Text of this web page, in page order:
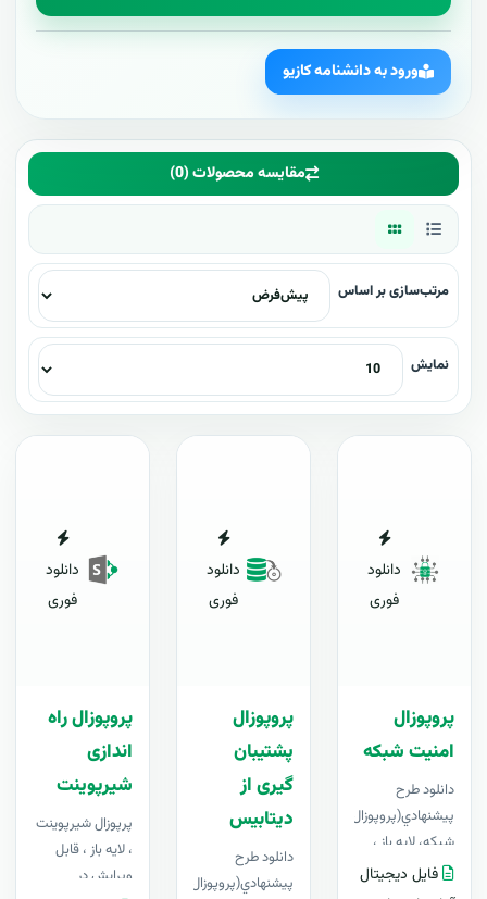
ورود به دانشنامه کازیو
مقایسه محصولات (0)
مرتب‌سازی بر اساس
نمایش
دانلود
فوری
پروپوزال
امنیت شبکه
دانلود طرح
پيشنهادي(پروپوزال) امنیت
شبکه، لایه باز ،
قابل ویرایش در
Word+ آپدیت
فایل دیجیتال
دانلود
فوری
پروپوزال
پشتیبان
گیری از
دیتابیس
دانلود طرح
پيشنهادي(پروپوزال)
دانلود
فوری
پروپوزال راه
اندازی
شیرپوینت
پرپوزال شیرپوینت
، لایه باز ، قابل
ویرایش در